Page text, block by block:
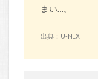
まい…。
出典：U-NEXT